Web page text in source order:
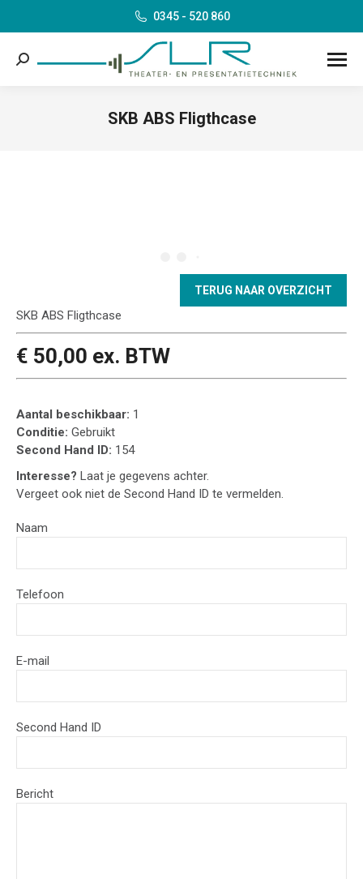
0345 - 520 860
Search:
SKB ABS Fligthcase
TERUG NAAR OVERZICHT
SKB ABS Fligthcase
€ 50,00 ex. BTW
Aantal beschikbaar: 1
Conditie: Gebruikt
Second Hand ID: 154
Interesse? Laat je gegevens achter.
Vergeet ook niet de Second Hand ID te vermelden.
Naam
Telefoon
E-mail
Second Hand ID
Bericht